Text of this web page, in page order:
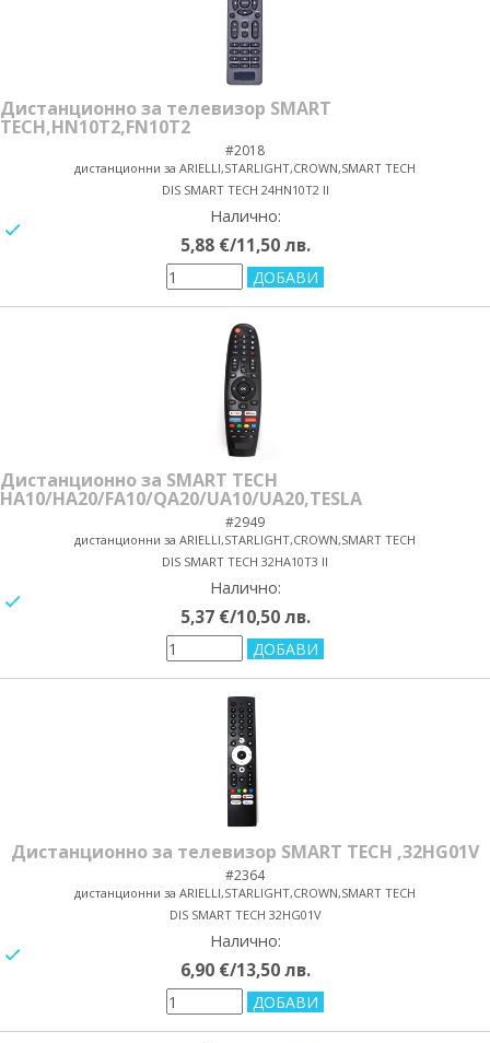
Дистанционно за телевизор SMART
TECH,HN10T2,FN10T2
#2018
дистанционни за ARIELLI,STARLIGHT,CROWN,SMART TECH
DIS SMART TECH 24HN10T2 II
Налично:
5,88 €/11,50 лв.
Дистанционно за SMART TECH
HA10/HA20/FA10/QA20/UA10/UA20,TESLA
#2949
дистанционни за ARIELLI,STARLIGHT,CROWN,SMART TECH
DIS SMART TECH 32HA10T3 II
Налично:
5,37 €/10,50 лв.
Дистанционно за телевизор SMART TECH ,32HG01V
#2364
дистанционни за ARIELLI,STARLIGHT,CROWN,SMART TECH
DIS SMART TECH 32HG01V
Налично:
6,90 €/13,50 лв.